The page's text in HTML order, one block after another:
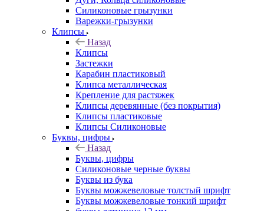
Силиконовые грызунки
Варежки-грызунки
Клипсы
Назад
Клипсы
Застежки
Карабин пластиковый
Клипса металлическая
Крепление для растяжек
Клипсы деревянные (без покрытия)
Клипсы пластиковые
Клипсы Силиконовые
Буквы, цифры
Назад
Буквы, цифры
Силиконовые черные буквы
Буквы из бука
Буквы можжевеловые толстый шрифт
Буквы можжевеловые тонкий шрифт